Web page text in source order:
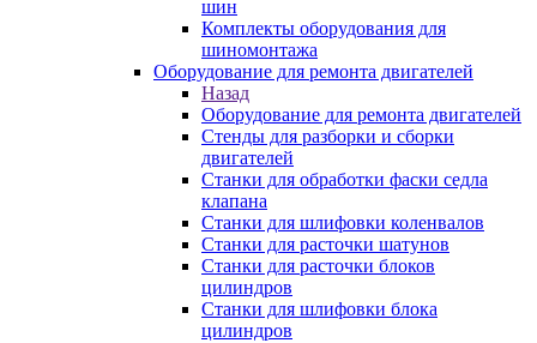
шин
Комплекты оборудования для
шиномонтажа
Оборудование для ремонта двигателей
Назад
Оборудование для ремонта двигателей
Стенды для разборки и сборки
двигателей
Станки для обработки фаски седла
клапана
Станки для шлифовки коленвалов
Станки для расточки шатунов
Станки для расточки блоков
цилиндров
Станки для шлифовки блока
цилиндров